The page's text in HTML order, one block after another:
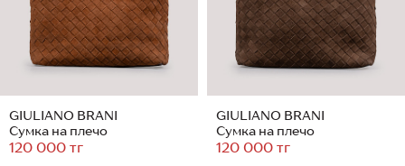
GIULIANO BRANI
Сумка на плечо
120 000 тг
GIULIANO BRANI
Сумка на плечо
120 000 тг